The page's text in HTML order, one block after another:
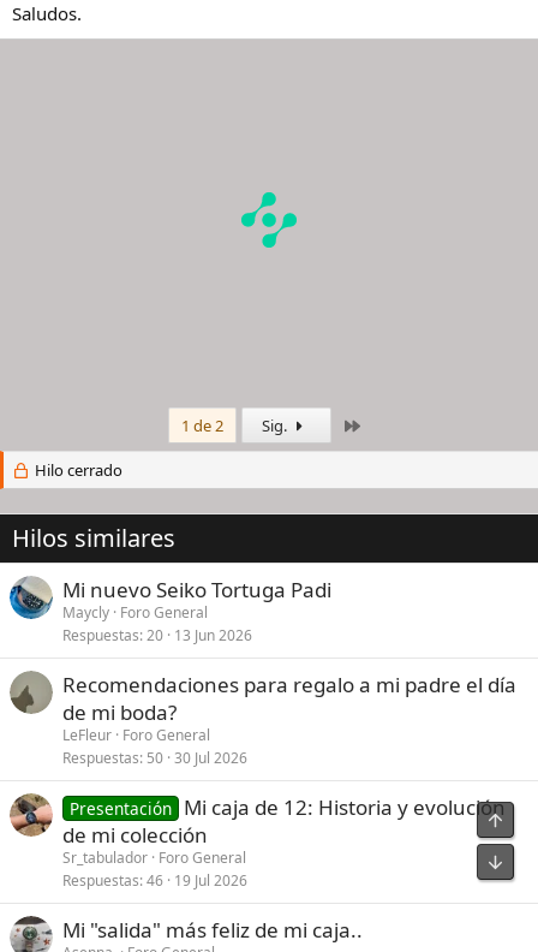
Saludos.
1 de 2 Sig.
Hilo cerrado
Hilos similares
Mi nuevo Seiko Tortuga Padi
Maycly Foro General
Respuestas 20 13 Jun 2026
Recomendaciones para regalo a mi padre el día
de mi boda?
LeFleur Foro General
Respuestas 50 30 Jul 2026
Presentación Mi caja de 12: Historia y evolución
de mi colección
Sr_tabulador Foro General
Respuestas 46 19 Jul 2026
Mi "salida" más feliz de mi caja..